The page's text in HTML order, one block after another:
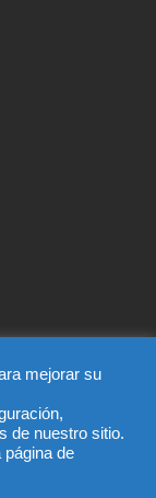
6, 45004,
mejorar su
de nuestro sitio.
página de